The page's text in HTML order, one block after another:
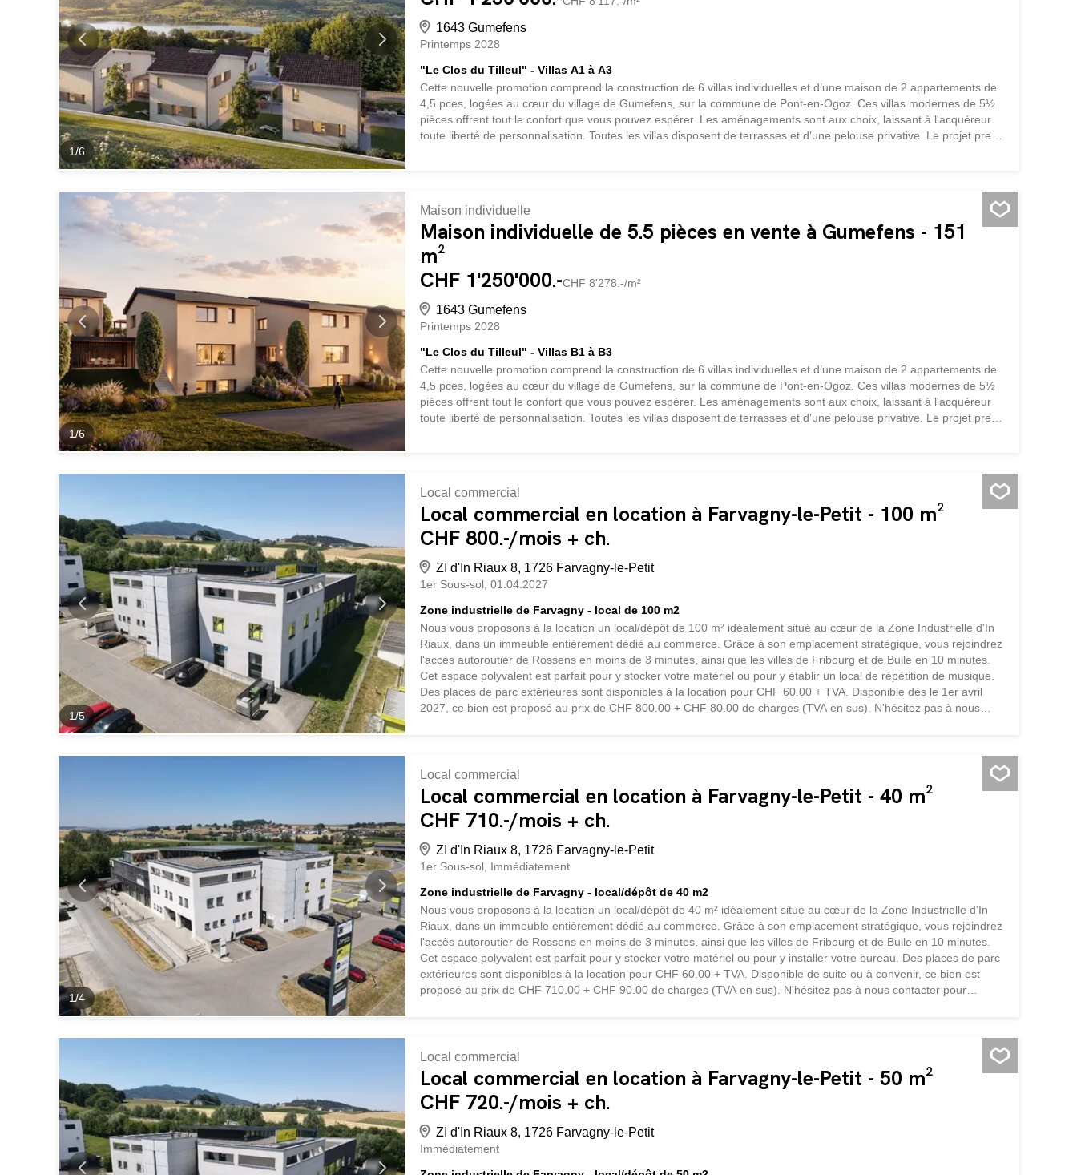
1/6
1643 Gumefens
Printemps 2028
"Le Clos du Tilleul" - Villas A1 à A3
Cette nouvelle promotion comprend la construction de 6 villas individuelles et d’une maison de 2 appartements de
4,5 pces, logées au cœur du village de Gumefens, sur la commune de Pont-en-Ogoz. Ces villas modernes de 5½
pièces offrent tout le confort que vous pouvez espérer. Les aménagements sont aux choix, laissant à l'acquéreur
toute liberté de personnalisation. Toutes les villas disposent de terrasses et d’une pelouse privative. Le projet prend
magnifique tilleul, idéal pour profiter des beaux jours. COMPOSITION Rez...
1/6
Maison individuelle
Maison individuelle de 5.5 pièces en vente à Gumefens - 151
m²
CHF 1'250'000.-CHF 8'278.-/m²
1643 Gumefens
Printemps 2028
"Le Clos du Tilleul" - Villas B1 à B3
Cette nouvelle promotion comprend la construction de 6 villas individuelles et d’une maison de 2 appartements de
4,5 pces, logées au cœur du village de Gumefens, sur la commune de Pont-en-Ogoz. Ces villas modernes de 5½
pièces offrent tout le confort que vous pouvez espérer. Les aménagements sont aux choix, laissant à l'acquéreur
toute liberté de personnalisation. Toutes les villas disposent de terrasses et d’une pelouse privative. Le projet prend
magnifique tilleul, idéal pour profiter des beaux jours. COMPOSITION Rez...
1/5
Local commercial
Local commercial en location à Farvagny-le-Petit - 100 m²
CHF 800.-/mois + ch.
ZI d'In Riaux 8, 1726 Farvagny-le-Petit
1er Sous-sol 01.04.2027
Zone industrielle de Farvagny - local de 100 m2
Nous vous proposons à la location un local/dépôt de 100 m² idéalement situé au cœur de la Zone Industrielle d'In
Riaux, dans un immeuble entièrement dédié au commerce. Grâce à son emplacement stratégique, vous rejoindrez
l'accès autoroutier de Rossens en moins de 3 minutes, ainsi que les villes de Fribourg et de Bulle en 10 minutes.
Cet espace polyvalent est parfait pour y stocker votre matériel ou pour y établir un local de répétition de musique.
Des places de parc extérieures sont disponibles à la location pour CHF 60.00 + TVA. Disponible dès le 1er avril
2027, ce bien est proposé au prix de CHF 800.00 + CHF 80.00 de charges (TVA en sus). N'hésitez pas à nous
1/4
Local commercial
Local commercial en location à Farvagny-le-Petit - 40 m²
CHF 710.-/mois + ch.
ZI d'In Riaux 8, 1726 Farvagny-le-Petit
1er Sous-sol Immédiatement
Zone industrielle de Farvagny - local/dépôt de 40 m2
Nous vous proposons à la location un local/dépôt de 40 m² idéalement situé au cœur de la Zone Industrielle d'In
Riaux, dans un immeuble entièrement dédié au commerce. Grâce à son emplacement stratégique, vous rejoindrez
l'accès autoroutier de Rossens en moins de 3 minutes, ainsi que les villes de Fribourg et de Bulle en 10 minutes.
Cet espace polyvalent est parfait pour y stocker votre matériel ou pour y installer votre bureau. Des places de parc
extérieures sont disponibles à la location pour CHF 60.00 + TVA. Disponible de suite ou à convenir, ce bien est
proposé au prix de CHF 710.00 + CHF 90.00 de charges (TVA en sus). N'hésitez pas à nous contacter pour
Local commercial
Local commercial en location à Farvagny-le-Petit - 50 m²
CHF 720.-/mois + ch.
ZI d'In Riaux 8, 1726 Farvagny-le-Petit
Immédiatement